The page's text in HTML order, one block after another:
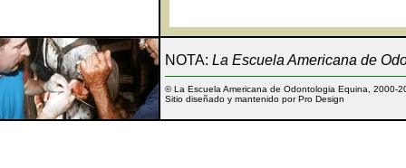
NOTA: La Escuela Americana de
© La Escuela Americana de Odontologia Equina, 2000-
Sitio diseñado y mantenido por Pro Design